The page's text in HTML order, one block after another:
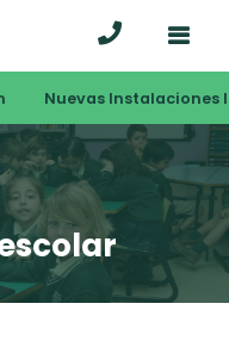
Nuevas Instalaciones